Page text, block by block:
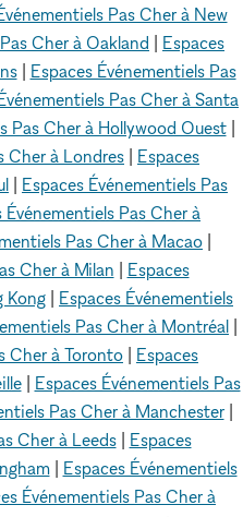
Pas Cher à New
Cher à Oakland
Espaces
| Espaces Événementiels Pas
Pas Cher à Santa
Pas Cher à Hollywood Ouest|
Cher à Londres
Espaces
Espaces Événementiels Pas
Événementiels Pas Cher à
Pas Cher à Macao
Cher à Milan
Espaces
Kong
Espaces Événementiels
Pas Cher à Montréal
Cher à Toronto
Espaces
| Espaces Événementiels Pas
Pas Cher à Manchester|
Cher à Leeds| Espaces
| Espaces Événementiels
Événementiels Pas Cher à